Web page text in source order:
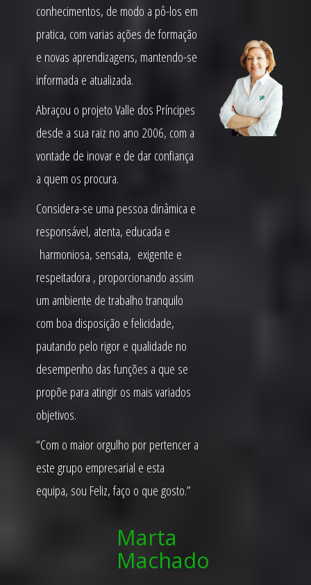
conhecimentos, de modo a pô-los em
pratica, com varias ações de formação
e novas aprendizagens, mantendo-se
informada e atualizada.
Abraçou o projeto Valle dos Príncipes
desde a sua raiz no ano 2006, com a
vontade de inovar e de dar confiança
a quem os procura.
Considera-se uma pessoa dinâmica e
responsável, atenta, educada e
harmoniosa, sensata, exigente e
respeitadora , proporcionando assim
um ambiente de trabalho tranquilo
com boa disposição e felicidade,
pautando pelo rigor e qualidade no
desempenho das funções a que se
propõe para atingir os mais variados
objetivos.
“Com o maior orgulho por pertencer a
este grupo empresarial e esta
equipa, sou Feliz, faço o que gosto.”
Marta
Machado